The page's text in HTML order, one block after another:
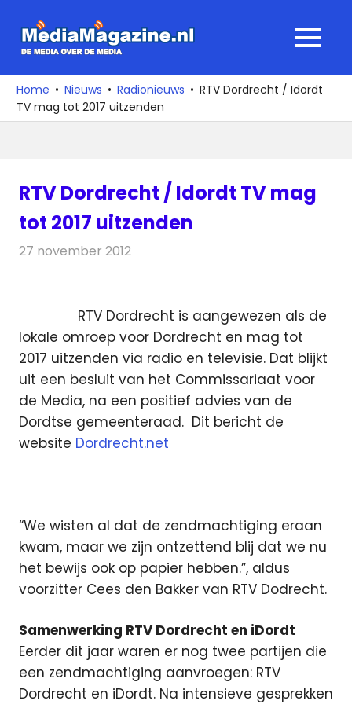
naar
media
over
de
MENU
Home Nieuws Radionieuws
RTV Dordrecht / Idordt
TV mag tot 2017 uitzenden
RTV Dordrecht / Idordt TV mag
tot 2017 uitzenden
27 november 2012
RTV Dordrecht is aangewezen als de
lokale omroep voor Dordrecht en mag tot
2017 uitzenden via radio en televisie. Dat blijkt
uit een besluit van het Commissariaat voor
de Media, na een positief advies van de
Dordtse gemeenteraad. Dit bericht de
website Dordrecht.net
“We wisten al dat de zendmachtiging eraan
kwam, maar we zijn ontzettend blij dat we nu
het bewijs ook op papier hebben.”, aldus
voorzitter Cees den Bakker van RTV Dodrecht.
Samenwerking RTV Dordrecht en iDordt
Eerder dit jaar waren er nog twee partijen die
een zendmachtiging aanvroegen: RTV
Dordrecht en iDordt. Na intensieve gesprekken